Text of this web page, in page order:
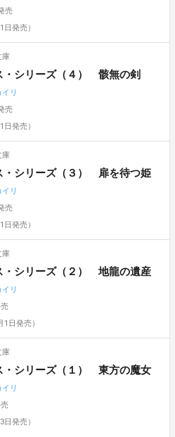
売
日発売）
庫
・シリーズ（４） 骸無の剣
リ
売
日発売）
庫
・シリーズ（３） 扉を待つ姫
リ
売
日発売）
庫
・シリーズ（２） 地龍の遺産
リ
1日発売）
庫
・シリーズ（１） 東方の魔女
リ
日発売）